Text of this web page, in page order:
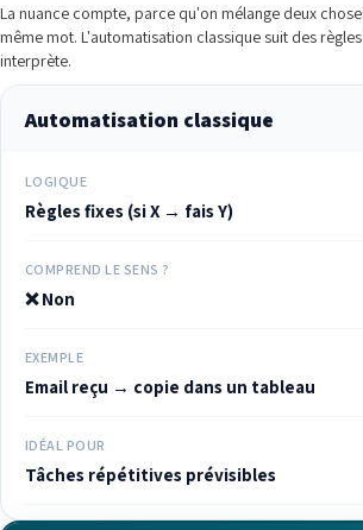
La nuance compte, parce qu'on mélange deux
même mot. L'automatisation classique suit des
interprète.
Automatisation classique
LOGIQUE
Règles fixes (si X → fais Y)
COMPREND LE SENS ?
❌ Non
EXEMPLE
Email reçu → copie dans un tableau
IDÉAL POUR
Tâches répétitives prévisibles